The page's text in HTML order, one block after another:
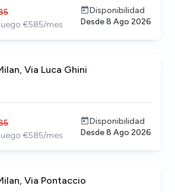
€585/mes
Disponibilidad
Desde8 Ago 2026
Via Luca Ghini
€585/mes
Disponibilidad
Desde8 Ago 2026
Via Pontaccio